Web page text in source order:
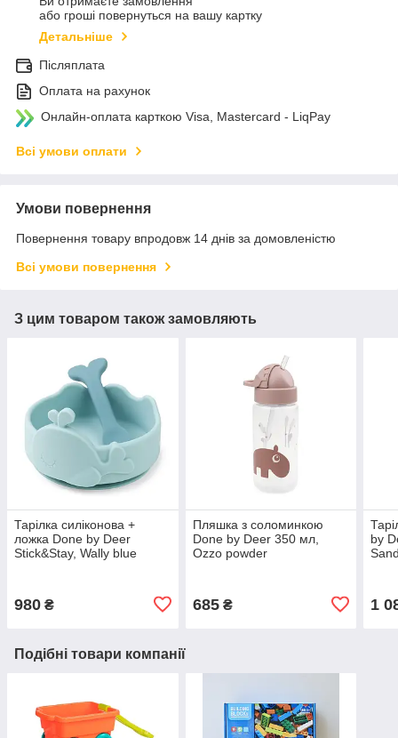
або гроші повернуться на вашу картку
Детальніше
Післяплата
Оплата на рахунок
Онлайн-оплата карткою Visa, Mastercard - LiqPay
Всі умови оплати
Умови повернення
Повернення товару впродовж 14 днів за домовленістю
Всі умови повернення
З цим товаром також замовляють
Тарілка силіконова +
ложка Done by Deer
Stick&Stay, Wally blue
980 ₴
Пляшка з соломинкою
Done by Deer 350 мл,
Ozzo powder
685₴
by
1
Подібні товари компанії